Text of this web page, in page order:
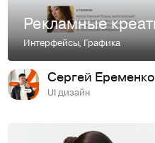
Интерфейсы,Графика
Сергей Еременко
UI дизайн